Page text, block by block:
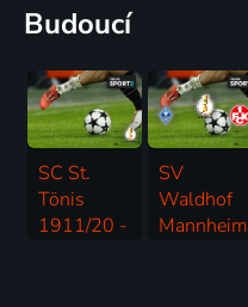
Budoucí
SC St.
Tönis
1911/20 -
SV
Waldhof
Mannheim